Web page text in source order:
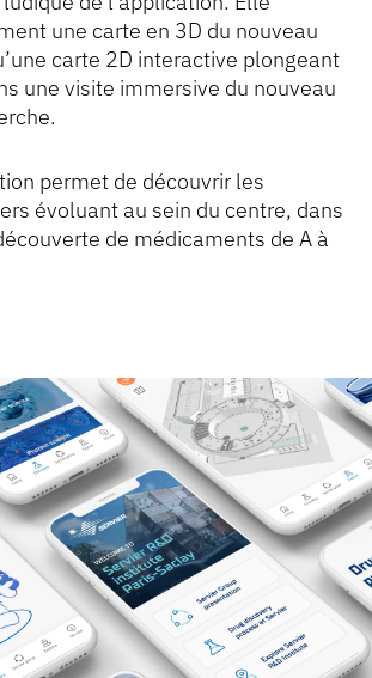
une carte en 3D du nouveau
carte 2D interactive plongeant
une visite immersive du nouveau
permet de découvrir les
évoluant au sein du centre, dans
de médicaments de A à